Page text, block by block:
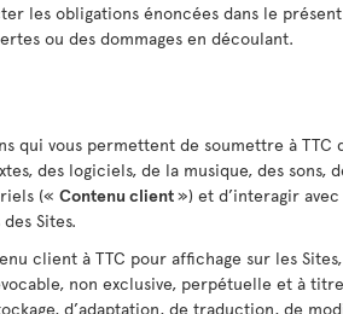
les obligations énoncées dans le
ou des dommages en découlant.
qui vous permettent de soumettre à TTC
des logiciels, de la musique, des sons,
(« Contenu client») et d’interagir
Sites.
client à TTC pour affichage sur les
non exclusive, perpétuelle et à
d’adaptation, de traduction, de